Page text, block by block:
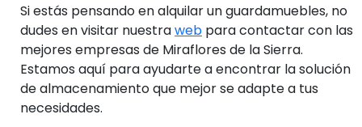
Si estás pensando en alquilar un guardamuebles, no
dudes en visitar nuestraweb para contactar con las
mejores empresas de Miraflores de la Sierra.
Estamos aquí para ayudarte a encontrar la solución
de almacenamiento que mejor se adapte a tus
necesidades.